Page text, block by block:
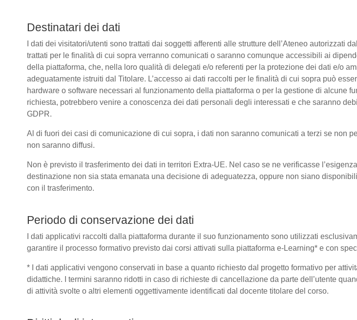
Destinatari dei dati
I dati dei visitatori/utenti sono trattati dai soggetti afferenti alle strutture dell’Ateneo autorizzati
trattati per le finalità di cui sopra verranno comunicati o saranno comunque accessibili ai
della piattaforma, che, nella loro qualità di delegati e/o referenti per la protezione dei dati e/o
adeguatamente istruiti dal Titolare. L’accesso ai dati raccolti per le finalità di cui sopra può
hardware o software necessari al funzionamento della piattaforma o per la gestione di alcune
richiesta, potrebbero venire a conoscenza dei dati personali degli interessati e che saranno
GDPR.
Al di fuori dei casi di comunicazione di cui sopra, i dati non saranno comunicati a terzi se non
non saranno diffusi.
Non è previsto il trasferimento dei dati in territori Extra-UE. Nel caso se ne verificasse
destinazione non sia stata emanata una decisione di adeguatezza, oppure non siano
con il trasferimento.
Periodo di conservazione dei dati
I dati applicativi raccolti dalla piattaforma durante il suo funzionamento sono utilizzati
garantire il processo formativo previsto dai corsi attivati sulla piattaforma e-Learning* e con
* I dati applicativi vengono conservati in base a quanto richiesto dal progetto formativo per
didattiche. I termini saranno ridotti in caso di richieste di cancellazione da parte dell’utente
di attività svolte o altri elementi oggettivamente identificati dal docente titolare del corso.